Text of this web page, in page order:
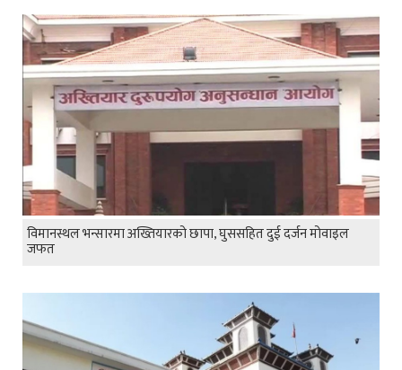
विमानस्थल भन्सारमा अख्तियारको छापा, घुससहित दुई दर्जन मोवाइल
जफत